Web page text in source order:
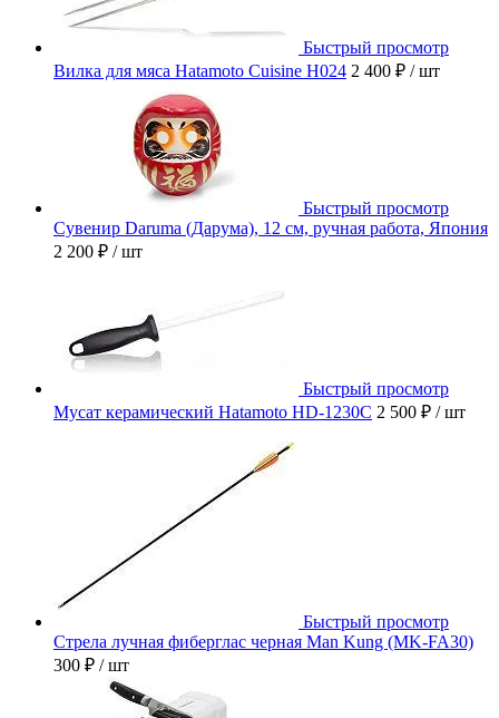
Быстрый просмотр
Вилка для мяса Hatamoto Cuisine H024 2 400 ₽ / шт
Быстрый просмотр
Сувенир Daruma (Дарума), 12 см, ручная работа, Япония
2 200 ₽ / шт
Быстрый просмотр
Мусат керамический Hatamoto HD-1230C 2 500 ₽ / шт
Быстрый просмотр
Стрела лучная фиберглас черная Man Kung (MK-FA30)
300 ₽ / шт